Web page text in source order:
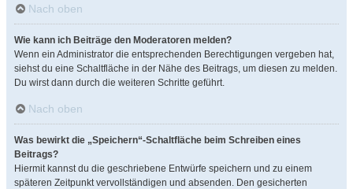
Nach oben
Wie kann ich Beiträge den Moderatoren melden?
Wenn ein Administrator die entsprechenden Berechtigungen vergeben hat,
siehst du eine Schaltfläche in der Nähe des Beitrags, um diesen zu melden.
Du wirst dann durch die weiteren Schritte geführt.
Nach oben
Was bewirkt die „Speichern“-Schaltfläche beim Schreiben eines
Beitrags?
Hiermit kannst du die geschriebene Entwürfe speichern und zu einem
späteren Zeitpunkt vervollständigen und absenden. Den gesicherten